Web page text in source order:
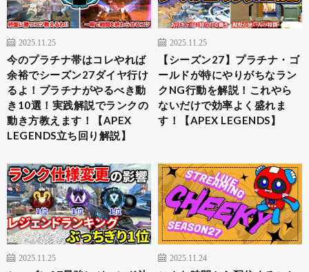
2025.11.25
今のプラチナ帯はコレやれば
余裕でシーズン27ダイヤ行け
るよ！プラチナがやるべき動
き10選！実践解説でランクの
動き方教えます！【APEX
LEGENDS立ち回り解説】
2025.11.25
【シーズン27】プラチナ・ゴ
ールドが特にやりがちなラン
クNG行動を解説！これやら
ないだけで効率よく盛れま
す！【APEX LEGENDS】
2025.11.25 2025.11.24